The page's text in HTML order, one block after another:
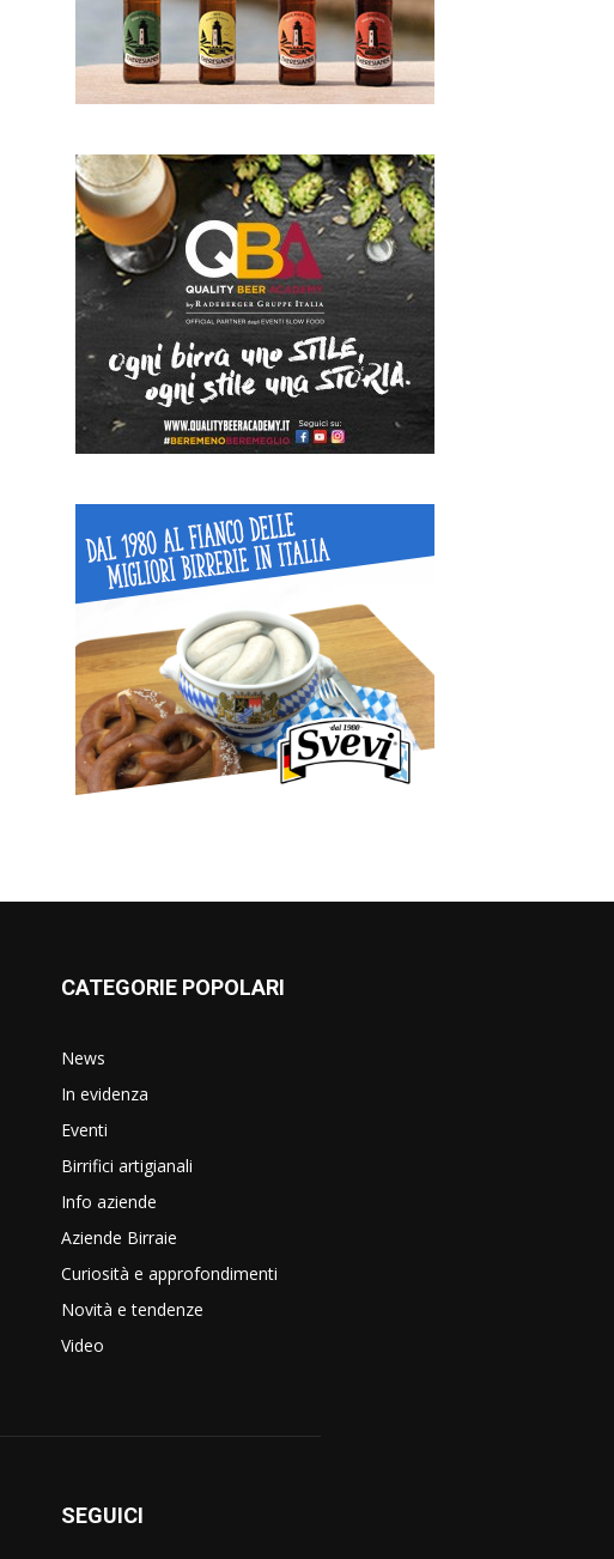
CATEGORIE POPOLARI
News
In evidenza
Eventi
Birrifici artigianali
Info aziende
Aziende Birraie
Curiosità e approfondimenti
Novità e tendenze
Video
SEGUICI